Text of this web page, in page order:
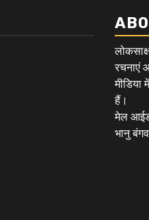
रचनाएं
हैं।
मेल
भानु